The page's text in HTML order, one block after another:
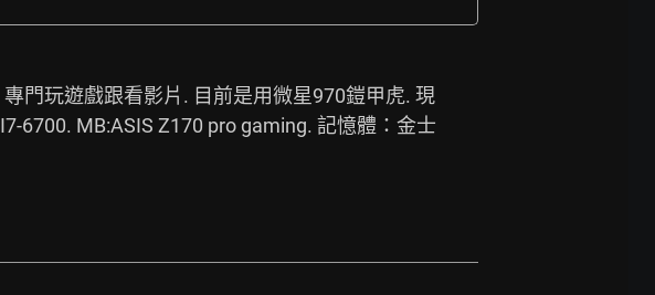
門玩遊戲跟看影片. 目前是用微星970鎧甲虎. 現
6700. MB:ASIS Z170 pro gaming. 記憶體：金士